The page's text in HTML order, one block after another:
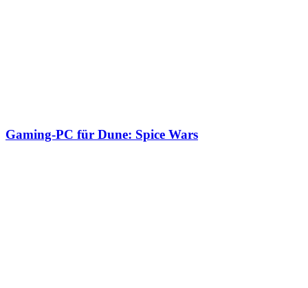
Gaming-PC für Dune: Spice Wars